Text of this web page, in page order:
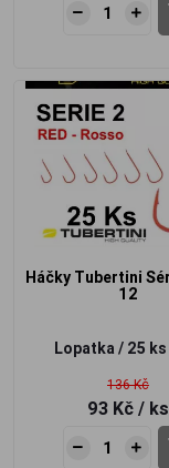
Háčky Tubertini
12
Lopatka / 25 ks
136 Kč
93 Kč / ks